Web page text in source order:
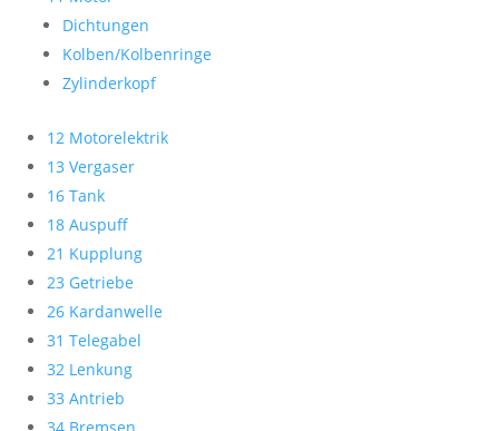
Dichtungen
Kolben/Kolbenringe
Zylinderkopf
12 Motorelektrik
13 Vergaser
16 Tank
18 Auspuff
21 Kupplung
23 Getriebe
26 Kardanwelle
31 Telegabel
32 Lenkung
33 Antrieb